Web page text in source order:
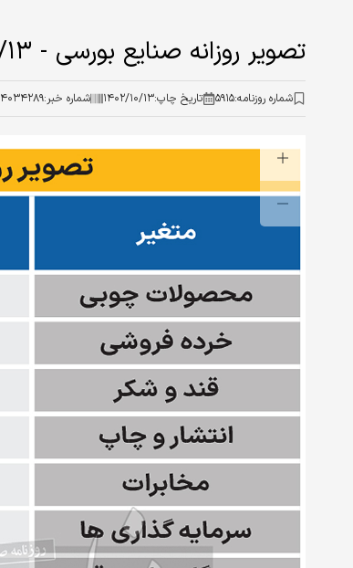
تصویر روزانه صنایع بورسی - ۱۴۰۲/۱۰/۱۳
شماره روزنامه:۵۹۱۵ تاریخ چاپ:۱۴۰۲/۱۰/۱۳ شماره خبر:۴۰۳۴۲۸۹